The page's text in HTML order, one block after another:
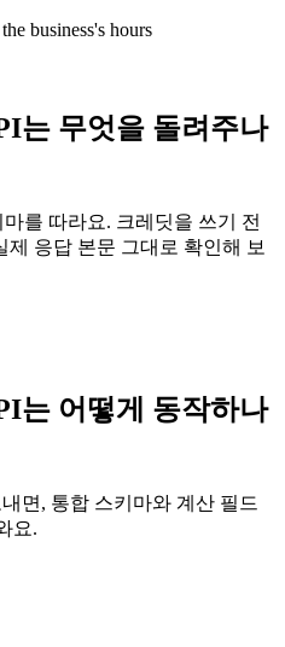
business's hours
는 무엇을 돌려주나
를 따라요. 크레딧을 쓰기 전
응답 본문 그대로 확인해 보
는 어떻게 동작하나
면, 통합 스키마와 계산 필드
요.